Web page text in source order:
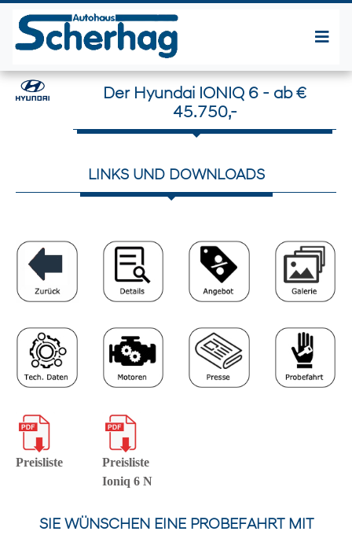
Der Hyundai IONIQ 6 - ab €
45.750,-
LINKS UND DOWNLOADS
Preisliste
Preisliste
Ioniq 6 N
SIE WÜNSCHEN EINE PROBEFAHRT MIT